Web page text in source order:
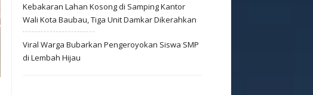
Kebakaran Lahan Kosong di Samping Kantor
Wali Kota Baubau, Tiga Unit Damkar Dikerahkan
Viral Warga Bubarkan Pengeroyokan Siswa SMP
di Lembah Hijau